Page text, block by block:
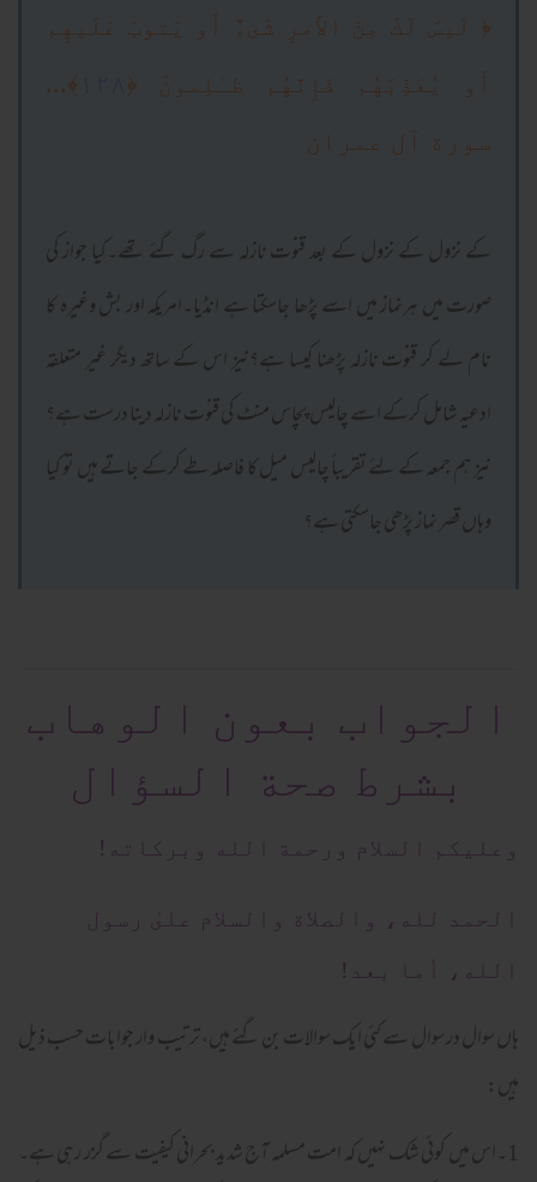
﴿ لَيسَ لَكَ مِنَ الأَمرِ‌ شَىءٌ أَو يَتوبَ عَلَيهِم
أَو يُعَذِّبَهُم فَإِنَّهُم ظـٰلِمونَ ﴿ ١٢٨
﴾...
سورة آل عمران
کے نزول کے نزول کے بعد قنوت نازلہ سے رگ گئے تھے۔کیا جواز کی
صورت میں ہرنماز میں اسے پڑھا جاسکتا ہے انڈیا۔امریکہ اور بش وغیرہ کا
نام لے کر قنوت نازلہ پڑھنا کیسا ہے؟نیز اس کے ساتھ دیگر غیر متعلقہ
ادعیہ شامل کرکے اسے چالیس پچاس منٹ کی قنوت نازلہ دینا درست ہے؟
نیز ہم جمعہ کے لئے تقریباً چالیس میل کا فاصلہ طے کرکے جاتے ہیں تو کیا
وہاں قصر نماز پڑھی جاسکتی ہے؟
الجواب بعون الوهاب
بشرط صحة السؤال
وعلیکم السلام ورحمة الله وبرکاته!
الحمد لله، والصلاة والسلام علىٰ رسول
الله، أما بعد!
ہاں سوال در سوال سے کئی ایک سوالات بن گئے ہیں، ترتیب وار جوابات حسب ذیل
ہیں:
1۔اس میں کوئی شک نہیں کہ امت مسلمہ آج شدید بحرانی کیفیت سے گزر رہی ہے۔